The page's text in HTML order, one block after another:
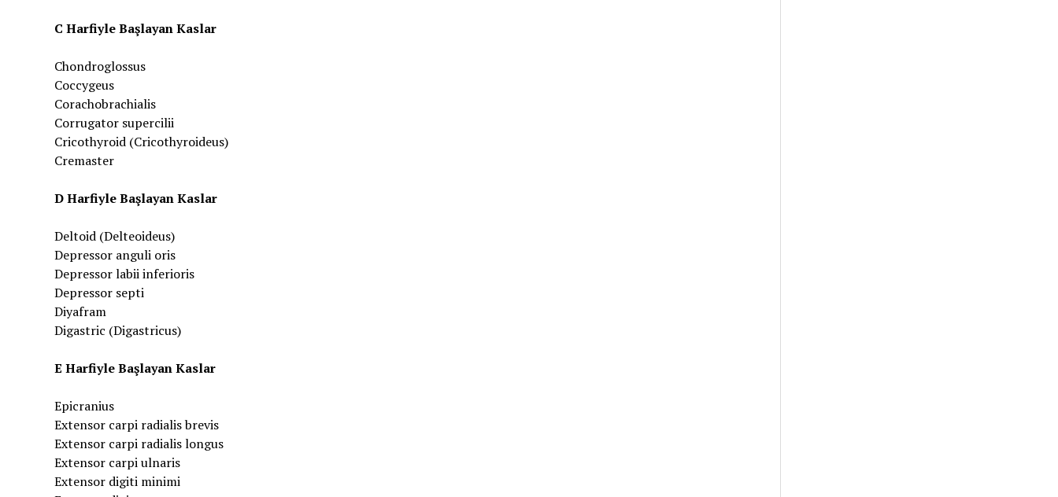
C Harfiyle Başlayan Kaslar
Chondroglossus
Coccygeus
Corachobrachialis
Corrugator supercilii
Cricothyroid (Cricothyroideus)
Cremaster
D Harfiyle Başlayan Kaslar
Deltoid (Delteoideus)
Depressor anguli oris
Depressor labii inferioris
Depressor septi
Diyafram
Digastric (Digastricus)
E Harfiyle Başlayan Kaslar
Epicranius
Extensor carpi radialis brevis
Extensor carpi radialis longus
Extensor carpi ulnaris
Extensor digiti minimi